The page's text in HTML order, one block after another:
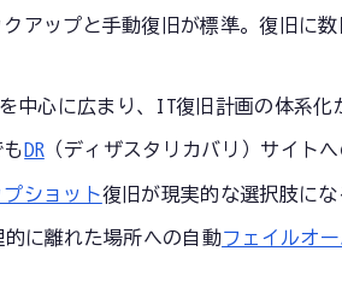
アップと手動復旧が標準。復旧に
中心に広まり、IT復旧計画の体系化
DR（ディザスタリカバリ）サイト
プショット復旧が現実的な選択肢にな
的に離れた場所への自動フェイルオ